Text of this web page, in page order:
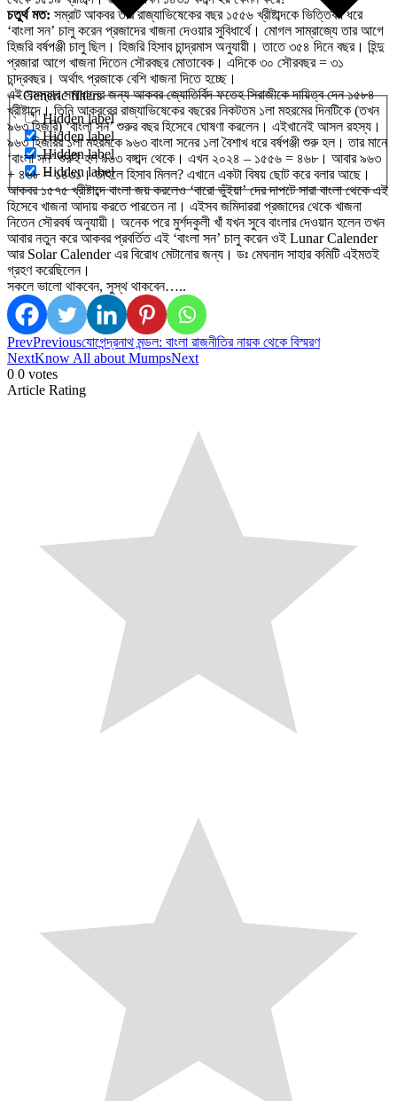
Generic filters
Hidden label
Hidden label
Hidden label
Hidden label
চতুর্থ মত: সম্রাট আকবর তাঁর রাজ্যাভিষেকের বছর ১৫৫৬ খ্রীষ্টাব্দকে ভিত্তিবর্ষ ধরে
‘বাংলা সন’ চালু করেন প্রজাদের খাজনা দেওয়ার সুবিধার্থে। মোগল সাম্রাজ্যে তার আগে
হিজরি বর্ষপঞ্জী চালু ছিল। হিজরি হিসাব চান্দ্রমাস অনুযায়ী। তাতে ৩৫৪ দিনে বছর। হিন্দু
প্রজারা আগে খাজনা দিতেন সৌরবছর মোতাবেক। এদিকে ৩০ সৌরবছর = ৩১
চান্দ্রবছর। অর্থাৎ প্রজাকে বেশি খাজনা দিতে হচ্ছে।
এই সমস্যার সমাধানের জন্য আকবর জ্যোতির্বিদ ফতেহ সিরাজীকে দায়িত্ব দেন ১৫৮৪
খ্রীষ্টাব্দে। তিনি আকবরের রাজ্যাভিষেকের বছরের নিকটতম ১লা মহরমের দিনটিকে (তখন
৯৬৩ হিজরি) ‘বাংলা সন’ শুরুর বছর হিসেবে ঘোষণা করলেন। এইখানেই আসল রহস্য।
৯৬৩ হিজরির ১লা মহরমকে ৯৬৩ বাংলা সনের ১লা বৈশাখ ধরে বর্ষপঞ্জী শুরু হল। তার মানে
‘বাংলা সন’ শুরুই হল ৯৬৩ বঙ্গাব্দ থেকে। এখন ২০২৪ – ১৫৫৬ = ৪৬৮। আবার ৯৬৩
+ ৪৬৮ = ১৪৩১। তাহলে হিসাব মিলল? এখানে একটা বিষয় ছোট করে বলার আছে।
আকবর ১৫৭৫ খ্রীষ্টাব্দে বাংলা জয় করলেও ‘বারো ভুঁইয়া’ দের দাপটে সারা বাংলা থেকে এই
হিসেবে খাজনা আদায় করতে পারতেন না। এইসব জমিদাররা প্রজাদের থেকে খাজনা
নিতেন সৌরবর্ষ অনুযায়ী। অনেক পরে মুর্শদকুলী খাঁ যখন সুবে বাংলার দেওয়ান হলেন তখন
আবার নতুন করে আকবর প্রবর্তিত এই ‘বাংলা সন’ চালু করেন ওই Lunar Calender
আর Solar Calender এর বিরোধ মেটানোর জন্য। ডঃ মেঘনাদ সাহার কমিটি এইমতই
গ্রহণ করেছিলেন।
সকলে ভালো থাকবেন, সুস্থ থাকবেন…..
PrevPreviousযোগেন্দ্রনাথ মন্ডল: বাংলা রাজনীতির নায়ক থেকে বিস্মরণ
NextKnow All about MumpsNext
0 0 votes
Article Rating